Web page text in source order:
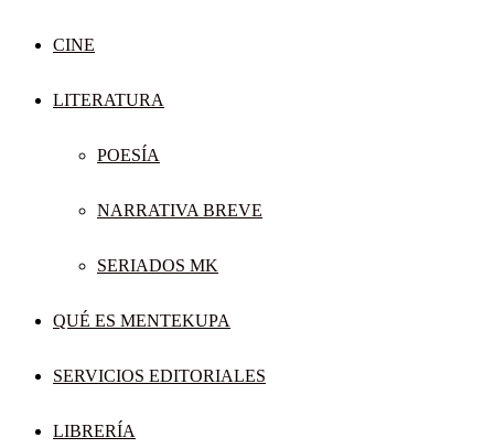
CINE
LITERATURA
POESÍA
NARRATIVA BREVE
SERIADOS MK
QUÉ ES MENTEKUPA
SERVICIOS EDITORIALES
LIBRERÍA